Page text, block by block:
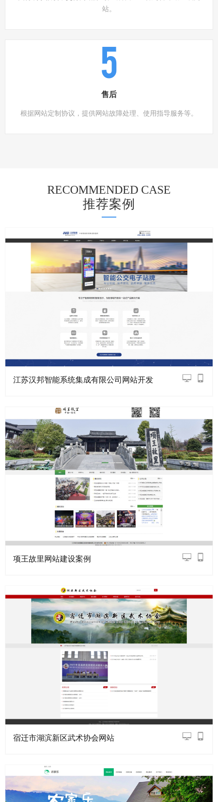
站。
5
售后
根据网站定制协议，提供网站故障处理、使用指导服务等。
RECOMMENDED CASE
推荐案例
江苏汉邦智能系统集成有限公司网站开发
项王故里网站建设案例
宿迁市湖滨新区武术协会网站